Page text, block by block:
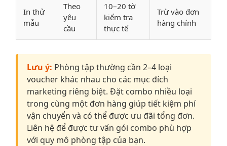
In thử
mẫu
Theo
yêu
cầu
10–20 tờ
kiểm tra
thực tế
Trừ vào đơn
hàng chính
Lưu ý: Phòng tập thường cần 2–4 loại
voucher khác nhau cho các mục đích
marketing riêng biệt. Đặt combo nhiều loại
trong cùng một đơn hàng giúp tiết kiệm phí
vận chuyển và có thể được ưu đãi tổng đơn.
Liên hệ để được tư vấn gói combo phù hợp
với quy mô phòng tập của bạn.